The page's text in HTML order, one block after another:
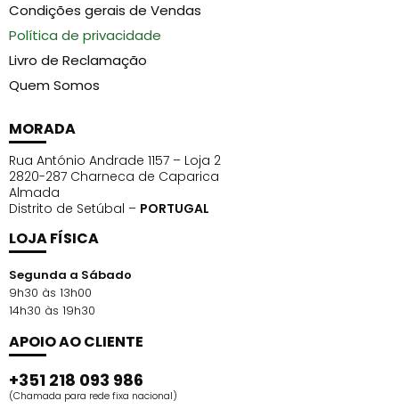
Condições gerais de Vendas
Política de privacidade
Livro de Reclamação
Quem Somos
MORADA
Rua António Andrade 1157 – Loja 2
2820-287 Charneca de Caparica
Almada
Distrito de Setúbal – PORTUGAL
LOJA FÍSICA
Segunda a Sábado
9h30 às 13h00
14h30 às 19h30
APOIO AO CLIENTE
+351 218 093 986
(Chamada para rede fixa nacional)